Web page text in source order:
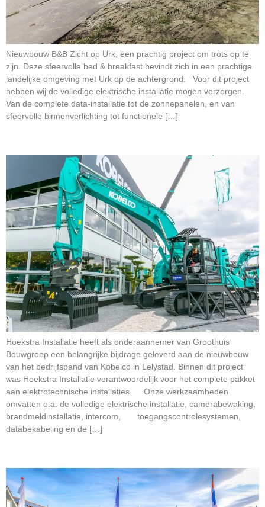
Nieuwbouw B&B Zicht op Urk, een prachtig project om trots op te
zijn. Deze sfeervolle bed & breakfast bevindt zich in een prachtige
landelijke omgeving met Urk op de achtergrond. Voor dit project
hebben wij de volledige elektrische installatie mogen verzorgen.
Van de complete data-installatie tot de zonnepanelen, en van
sfeervolle binnenverlichting tot functionele […]
Hoekstra Installatie heeft als onderaannemer van Groothuis
Bouwgroep een belangrijke bijdrage geleverd aan de nieuwbouw
van het bedrijfspand van Kobelco in Lelystad. Binnen dit project
was Hoekstra Installatie verantwoordelijk voor het complete pakket
aan elektrotechnische installaties. Onze werkzaamheden
omvatten o.a. de volledige elektrische installatie, camerabewaking,
brandmeldinstallatie, intercom, toegangscontrolesystemen,
databekabeling en de […]